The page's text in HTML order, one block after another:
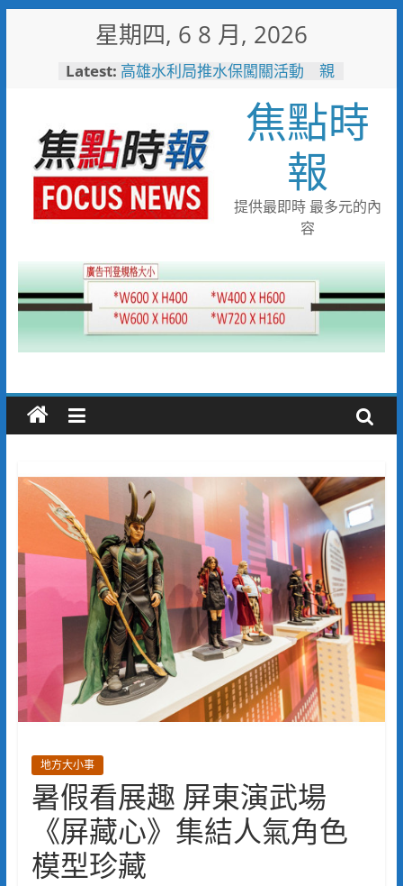
星期四, 6 8 月, 2026
Latest: 高雄水利局推水保闖關活動 親
洗腎總是皮膚癢、骨頭痛？醫：
恐是副甲狀腺失控警訊
聚眾鬥毆造成二人掛彩 警二分
局火速連逮六嫌
陳姓補教老師偷拍女學生案 更
一審卅九罪全輕判
「不好意思麻煩別人」惹人心
疼！鳳雄暖警化身守護者護送返
焦點時
報
提供最即時 最多元的內
容
地方大小事
暑假看展趣 屏東演武場
《屏藏心》集結人氣角色
模型珍藏